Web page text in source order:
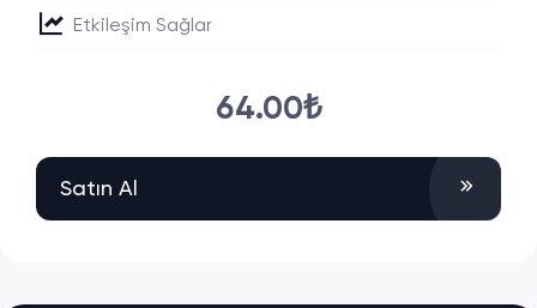
Etkileşim Sağlar
64.00₺
Satın Al